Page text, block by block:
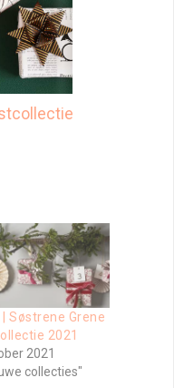
| Søstrene Grene
2021
2021
collecties"